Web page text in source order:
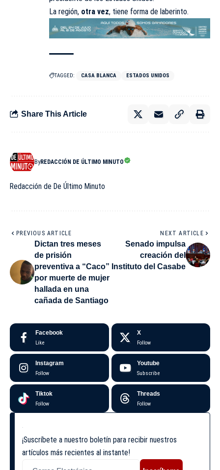
La región, otra vez, tiene forma de laberinto.
TAGGED: CASA BLANCA ESTADOS UNIDOS
Share This Article
ByREDACCIÓN DE ÚLTIMO MINUTO
Redacción de De Último Minuto
PREVIOUS ARTICLE
Dictan tres meses
de prisión
preventiva a “Caco”
por muerte de mujer
hallada en una
cañada de Santiago
NEXT ARTICLE
Senado impulsa
creación del
Instituto del Casabe
Facebook
Like
X
Follow
Instagram
Follow
Youtube
Subscribe
Tiktok
Follow
Threads
Follow
¡Suscríbete a nuestro boletín para recibir nuestros
artículos más recientes al instante!